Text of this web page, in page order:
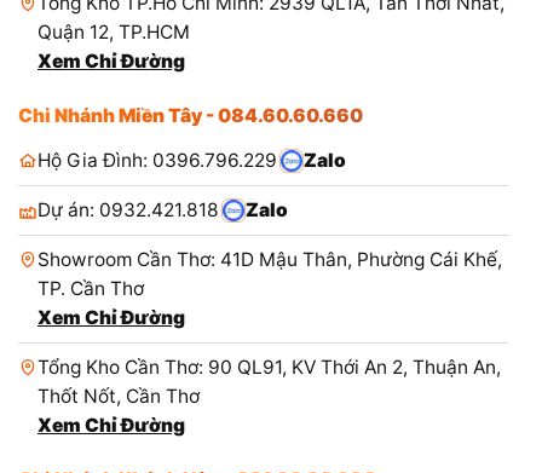
Quận 12, TP.HCM
Xem Chỉ Đường
Chi Nhánh Miền Tây - 084.60.60.660
Hộ Gia Đình: 0396.796.229
Zalo
Dự án: 0932.421.818 Zalo
Showroom Cần Thơ: 41D Mậu Thân, Phường Cái Khế,
TP. Cần Thơ
Xem Chỉ Đường
Tổng Kho Cần Thơ: 90 QL91, KV Thới An 2, Thuận An,
Thốt Nốt, Cần Thơ
Xem Chỉ Đường